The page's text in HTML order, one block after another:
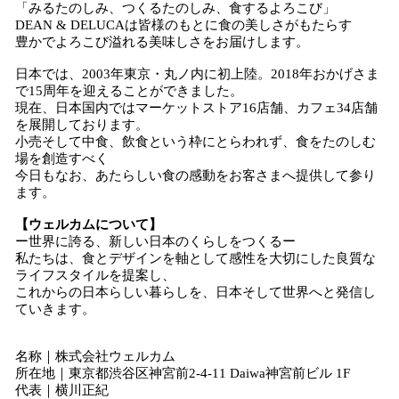
「みるたのしみ、つくるたのしみ、食するよろこび」
DEAN & DELUCAは皆様のもとに食の美しさがもたらす
豊かでよろこび溢れる美味しさをお届けします。
日本では、2003年東京・丸ノ内に初上陸。2018年おかげさま
で15周年を迎えることができました。
現在、日本国内ではマーケットストア16店舗、カフェ34店舗
を展開しております。
小売そして中食、飲食という枠にとらわれず、食をたのしむ
場を創造すべく
今日もなお、あたらしい食の感動をお客さまへ提供して参り
ます。
【ウェルカムについて】
ー世界に誇る、新しい日本のくらしをつくるー
私たちは、食とデザインを軸として感性を大切にした良質な
ライフスタイルを提案し、
これからの日本らしい暮らしを、日本そして世界へと発信し
ていきます。
名称｜株式会社ウェルカム
所在地｜東京都渋谷区神宮前2-4-11 Daiwa神宮前ビル 1F
代表｜横川正紀